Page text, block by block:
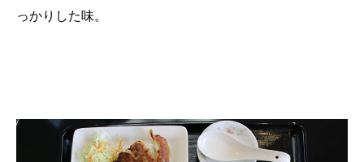
っかりした味。